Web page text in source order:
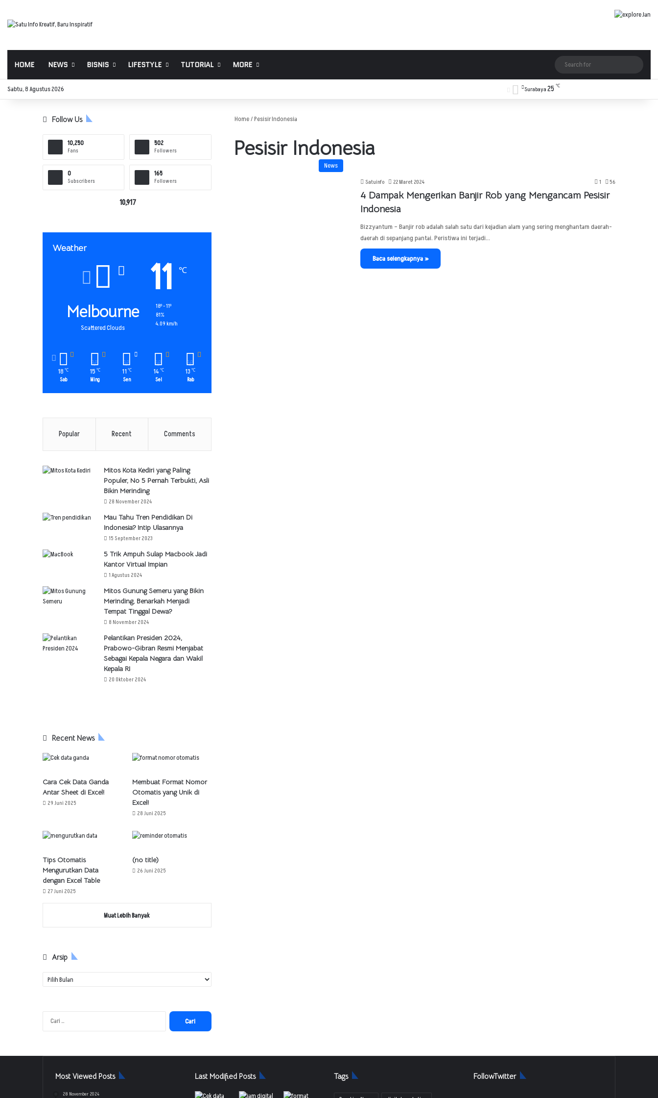
HOME NEWS BISNIS LIFESTYLE TUTORIAL MORE Switch skin
for
Sabtu, 8 Agustus 2026 Surabaya25 ℃
Home/Pesisir Indonesia
Pesisir Indonesia
News
Satuinfo 22 Maret 2024 1 56
4 Dampak Mengerikan Banjir Rob yang Mengancam Pesisir
Indonesia
Bizzyantum – Banjir rob adalah salah satu dari kejadian alam yang sering menghantam daerah-
daerah di sepanjang pantai. Peristiwa ini terjadi…
Baca selengkapnya »
Follow Us
10,250
Fans
502
Followers
0
Subscribers
165
Followers
10,917
Weather
Melbourne
Scattered Clouds
11 ℃
18º - 11º
81%
4.09 km/h
18 ℃
Sab
15 ℃
Ming
11 ℃
Sen
14 ℃
Sel
13℃
Rab
Popular Recent Comments
Mitos Kota Kediri yang Paling
Populer, No 5 Pernah Terbukti, Asli
Bikin Merinding
28 November 2024
Mau Tahu Tren Pendidikan Di
Indonesia? Intip Ulasannya
15 September 2023
5 Trik Ampuh Sulap Macbook Jadi
Kantor Virtual Impian
1 Agustus 2024
Mitos Gunung Semeru yang Bikin
Merinding, Benarkah Menjadi
Tempat Tinggal Dewa?
8 November 2024
Pelantikan Presiden 2024,
Prabowo-Gibran Resmi Menjabat
Sebagai Kepala Negara dan Wakil
Kepala RI
20 Oktober 2024
Recent News
Cara Cek Data Ganda
Antar Sheet di Excel!
29 Juni 2025
Membuat Format Nomor
Otomatis yang Unik di
Excel!
28 Juni 2025
Tips Otomatis
Mengurutkan Data
dengan Excel Table
27 Juni 2025
(no title)
26 Juni 2025
Muat Lebih Banyak
Arsip
i
u
Most Viewed Posts
28 November 2024
Last Modified Posts Tags FollowTwitter